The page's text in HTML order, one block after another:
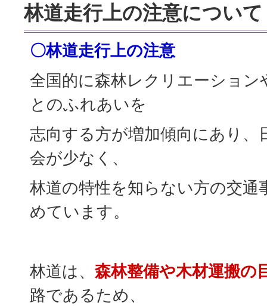
林道走行上の注意について
〇林道走行上の注意
全国的に森林レクリエーション
とのふれあいを
志向する方が増加傾向にあり、
会が少なく、
林道の特性を知らない方の交通
めています。
林道は、 森林整備や木材運搬の
路であるため、